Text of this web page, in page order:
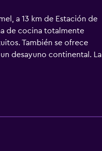
a 13 km de Estación de
de cocina totalmente
También se ofrece
desayuno continental. La
Vannes está a 23 km del
Sud) está a 45 km.